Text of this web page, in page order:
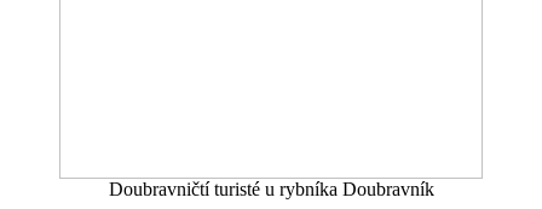
Doubravničtí turisté u rybníka Doubravník